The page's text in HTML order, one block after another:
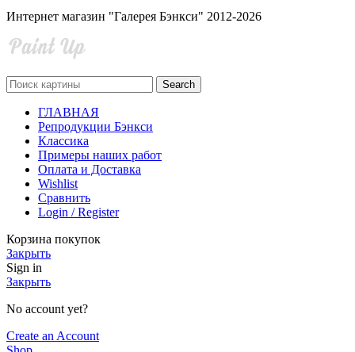
Интернет магазин "Галерея Бэнкси" 2012-2026
Search
ГЛАВНАЯ
Репродукции Бэнкси
Классика
Примеры наших работ
Оплата и Доставка
Wishlist
Сравнить
Login / Register
Корзина покупок
Закрыть
Sign in
Закрыть
No account yet?
Create an Account